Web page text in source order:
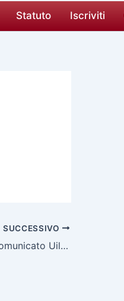
Statuto Iscriviti
SUCCESSIVO
Il CCNL esce dal letargo: comunicato Uilpa